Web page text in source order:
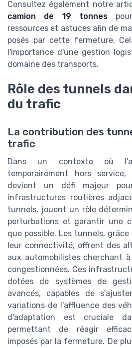
Consultez également notre
camion de 19 tonnes
ressources et astuces afin de
posés par cette fermeture.
l'importance d'une gestion
domaine des transports.
Rôle des tunnels
du trafic
La contribution des
trafic
Dans un contexte où
temporairement hors
devient un défi majeur
infrastructures routières
tunnels, jouent un rôle
perturbations et garantir une
que possible. Les tunnels,
leur connectivité, offrent des
aux automobilistes cherchant
congestionnées. Ces
dotées de systèmes de
avancés, capables de
variations de l'affluence des
d'adaptation est cruciale
permettant de réagir
imposés par la fermeture. De